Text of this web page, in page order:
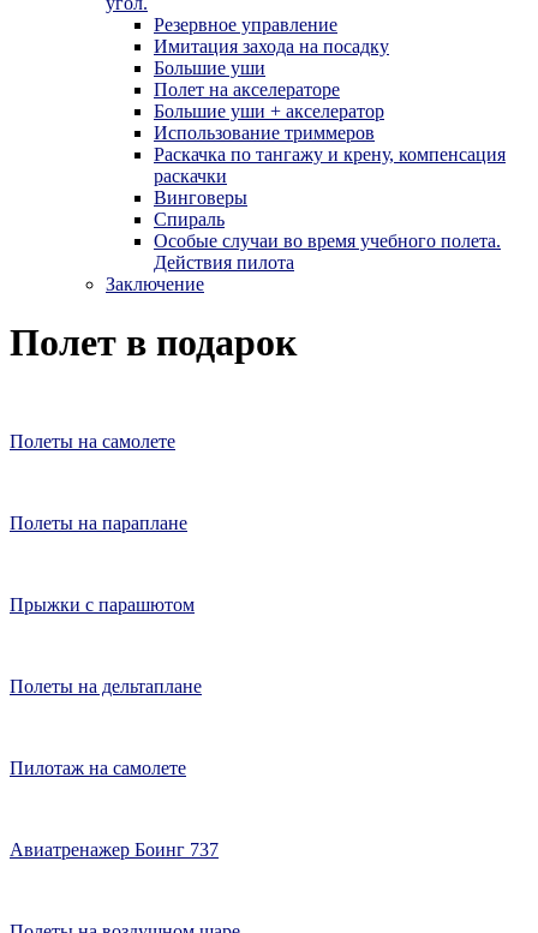
Резервное управление
Имитация захода на посадку
Большие уши
Полет на акселераторе
Большие уши + акселератор
Использование триммеров
Раскачка по тангажу и крену, компенсация
раскачки
Винговеры
Спираль
Особые случаи во время учебного полета.
Действия пилота
Заключение
Полет в подарок
Полеты на самолете
Полеты на параплане
Прыжки с парашютом
Полеты на дельтаплане
Пилотаж на самолете
Авиатренажер Боинг 737